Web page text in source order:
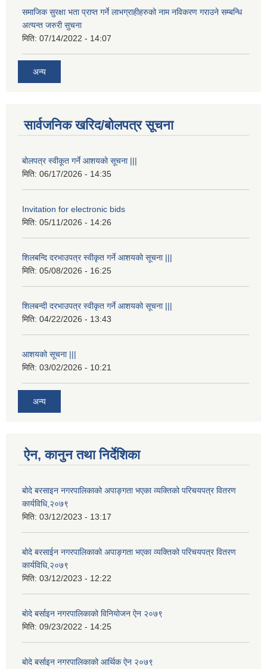
समाजिक सुरक्षा भता प्राप्त गर्ने लाभग्राहीहरुको नाम नविकरण गराउने सम्बन्धि
अत्यन्त जरुरी सुचना
मिति: 07/14/2022 - 14:07
अन्य
सार्वजनिक खरिद/बोलपत्र सूचना
बोलपत्र स्वीकूत गर्ने आशयको सूचना |||
मिति: 06/17/2026 - 14:35
Invitation for electronic bids
मिति: 05/11/2026 - 14:26
शिलबन्दि दरभाउपत्र स्वीकृत गर्ने आशयको सूचना |||
मिति: 05/08/2026 - 16:25
शिलबन्दी दरभाउपत्र स्वीकृत गर्ने आशयको सूचना |||
मिति: 04/22/2026 - 13:43
आशयको सूचना |||
मिति: 03/02/2026 - 10:21
अन्य
ऐन, कानुन तथा निर्देशिका
बोदे बरसाइन नगरपालिकाको अपाङ्गता भएका व्यक्तिको परिचयपत्र वितरण
कार्यविधि,२०७९
मिति: 03/12/2023 - 13:17
बोदे बरसाईन नगरपालिकाको अपाङ्गता भएका व्यक्तिको परिचयपत्र वितरण
कार्यविधि,२०७९
मिति: 03/12/2023 - 12:22
बाेदे बर्साइन नगरपालिकाको विनियोजन ऐन २०७९
मिति: 09/23/2022 - 14:25
बाेदे बर्साइन नगरपालिकाको आर्थिक ऐन २०७९